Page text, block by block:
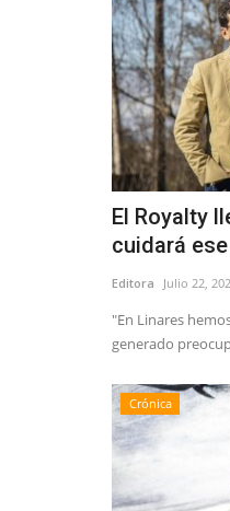
El Royalty
cuidará
Editora Julio 22,
"En Linares
generado
Crónica